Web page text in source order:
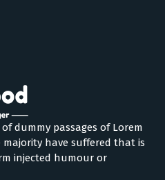
dummy passages of Lorem
have suffered that is
injected humour or